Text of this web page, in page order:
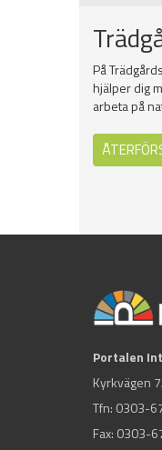
På
hjälper dig
arbeta på
Portalen
Kyrkvägen
Tfn: 0303-
Fax: 0303-